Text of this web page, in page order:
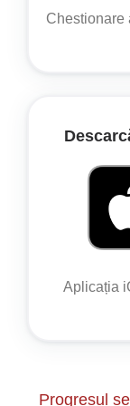
depășirea
d) să reintre
inițial după
siguranță
ceilalți
Chestionare
Aplicația
Progresul